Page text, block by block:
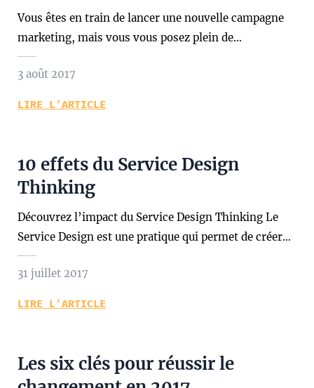
Vous êtes en train de lancer une nouvelle campagne
marketing, mais vous vous posez plein de…
3 août 2017
LIRE L’ARTICLE
10 effets du Service Design
Thinking
Découvrez l’impact du Service Design Thinking Le
Service Design est une pratique qui permet de créer…
31 juillet 2017
LIRE L’ARTICLE
Les six clés pour réussir le